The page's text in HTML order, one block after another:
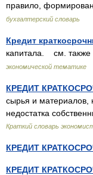
правило,
бухгалтерский словарь
Кредит
капитала. см.
экономической тематике
КРЕДИТ
сырья и материалов,
недостатка
Краткий словарь
КРЕДИТ
КРЕДИТ